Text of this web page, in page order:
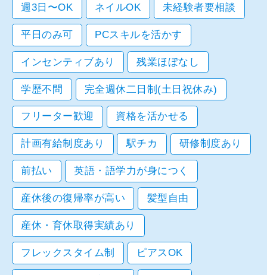
週3日〜OK ネイルOK 未経験者要相談
平日のみ可 PCスキルを活かす
インセンティブあり 残業ほぼなし
学歴不問 完全週休二日制(土日祝休み)
フリーター歓迎 資格を活かせる
計画有給制度あり 駅チカ 研修制度あり
前払い 英語・語学力が身につく
産休後の復帰率が高い 髪型自由
産休・育休取得実績あり
フレックスタイム制 ピアスOK